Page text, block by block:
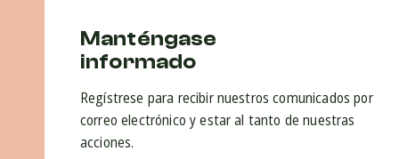
Manténgase
informado
Regístrese para recibir nuestros comunicados por
correo electrónico y estar al tanto de nuestras
acciones.